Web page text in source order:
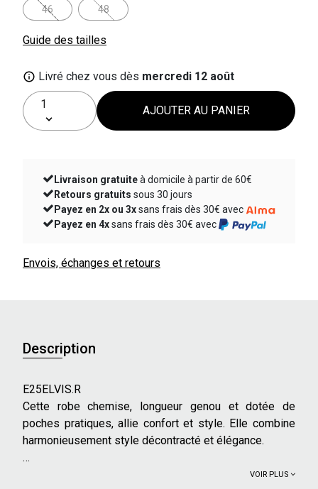
46 48
Guide des tailles
Livré chez vous dès mercredi 12 août
AJOUTER AU PANIER
Livraison gratuite
à domicile à partir de 60€
Retours gratuits
sous 30 jours
Payez en 2x ou 3x
sans frais dès 30€ avec
Payez en 4x
sans frais dès 30€ avec
Envois, échanges et retours
Description
E25ELVIS.R
Cette robe chemise, longueur genou et dotée de
poches pratiques, allie confort et style. Elle combine
harmonieusement style décontracté et élégance.
VOIR PLUS